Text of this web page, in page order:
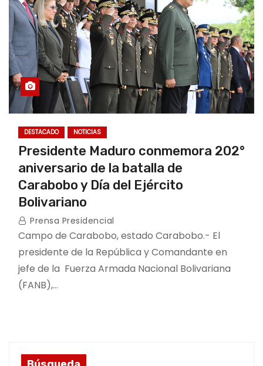
DESTACADO NOTICIAS
Presidente Maduro conmemora 202°
aniversario de la batalla de
Carabobo y Día del Ejército
Bolivariano
Prensa Presidencial
Campo de Carabobo, estado Carabobo.- El
presidente de la República y Comandante en
jefe de la Fuerza Armada Nacional Bolivariana
(FANB),…